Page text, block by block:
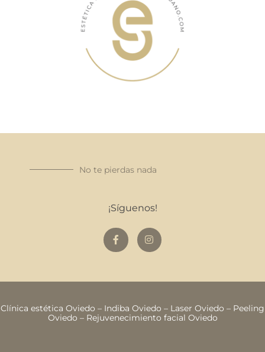
No te pierdas nada
¡Síguenos!
Clínica estética Oviedo – Indiba Oviedo – Laser Oviedo – Peeling
Oviedo – Rejuvenecimiento facial Oviedo